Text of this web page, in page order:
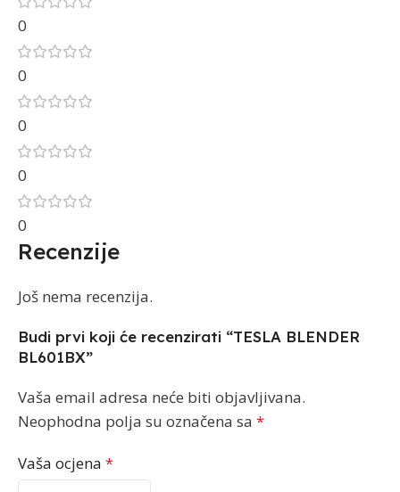
0
0
0
0
0
Recenzije
Još nema recenzija.
Budi prvi koji će recenzirati “TESLA BLENDER
BL601BX”
Vaša email adresa neće biti objavljivana.
Neophodna polja su označena sa *
Vaša ocjena *